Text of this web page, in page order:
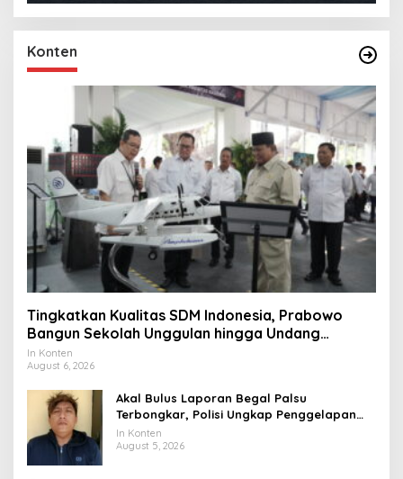
Konten
Tingkatkan Kualitas SDM Indonesia, Prabowo
Bangun Sekolah Unggulan hingga Undang
Universitas Terbaik Dunia
In Konten
August 6, 2026
Akal Bulus Laporan Begal Palsu
Terbongkar, Polisi Ungkap Penggelapan
Uang Perusahaan untuk Crypto
In Konten
August 5, 2026